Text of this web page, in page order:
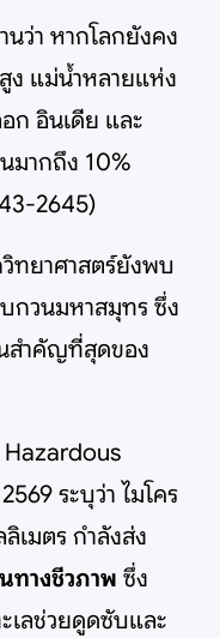
ว่า หากโลกยังคง
ง แม่น้ำหลายแห่ง
ก อินเดีย และ
มากถึง 10%
2645)
ทยาศาสตร์ยังพบ
กวนมหาสมุทร ซึ่ง
สำคัญที่สุดของ
Hazardous
ระบุว่า ไมโคร
เมตร กำลังส่ง
ทางชีวภาพ ซึ่ง
เลช่วยดูดซับและ